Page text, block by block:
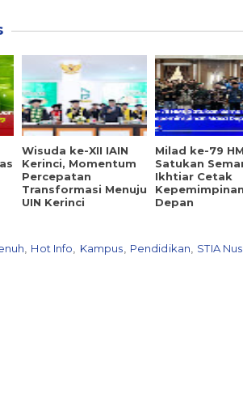
Wisuda ke-XII IAIN
Kerinci, Momentum
Percepatan
Transformasi Menuju
UIN Kerinci
Milad ke-79
Satukan
Ikhtiar Cetak
Depan
, Hot Info, Kampus, Pendidikan, STIA